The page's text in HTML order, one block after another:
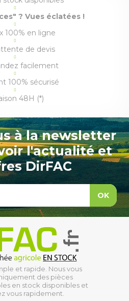
? Vues éclatées !
100% en ligne
de devis
facilement
100% sécurisé
48H (*)
à la newsletter
l'actualité et
DirFAC
OK
et rapide. Nous vous
des pièces
en stock disponibles et
vous rapidement.